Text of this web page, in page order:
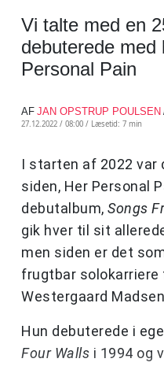
Vi talte med en
debuterede med
Personal Pain
AF JAN OPSTRUP POULSEN
27.12.2022 / 08:00 / Læsetid: 7 min
I starten af 2022 var
siden, Her Personal
debutalbum, Songs
gik hver til sit
men siden er det
frugtbar
Westergaard
Hun debuterede i
Four Walls i 1994 og